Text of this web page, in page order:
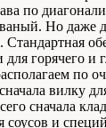
по
Но даже
для горячего и
по
вилку
сначала
и